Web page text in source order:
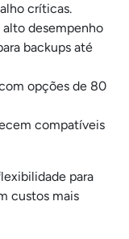
críticas.
desempenho
backups até
opções de 80
compatíveis
para
custos mais